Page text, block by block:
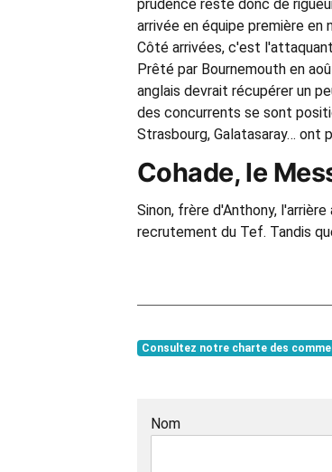
prudence reste donc de
arrivée en équipe première
Côté arrivées, c'est
Prêté par Bournemouth en
anglais devrait récupérer un
des concurrents se sont
Strasbourg, Galatasaray… ont
Cohade, le
Sinon, frère d'Anthony,
recrutement du Tef. Tandis
Consultez notre charte des
Nom